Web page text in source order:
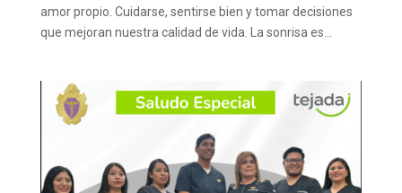
amor propio. Cuidarse, sentirse bien y tomar decisiones
que mejoran nuestra calidad de vida. La sonrisa es...